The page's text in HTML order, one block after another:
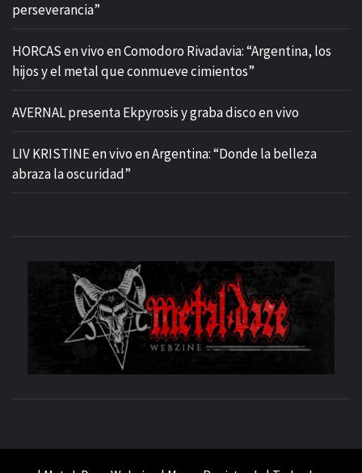
perseverancia”
HORCAS en vivo en Comodoro Rivadavia: “Argentina, los
hijos y el metal que conmueve cimientos”
AVERNAL presenta Ekpyrosis y graba disco en vivo
LIV KRISTINE en vivo en Argentina: “Donde la belleza
abraza la oscuridad”